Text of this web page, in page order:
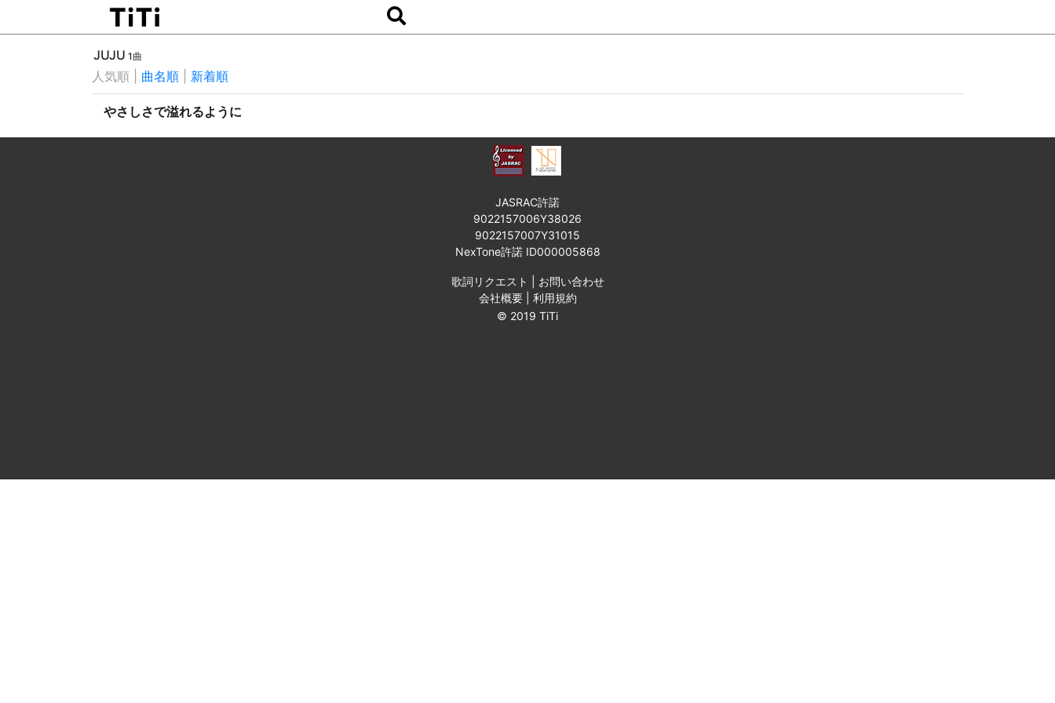
JUJU1曲
人気順 曲名順 新着順
やさしさで溢れるように
JASRAC許諾
9022157006Y38026
9022157007Y31015
NexTone許諾 ID000005868
歌詞リクエスト
お問い合わせ
会社概要| 利用規約
© 2019 TiTi